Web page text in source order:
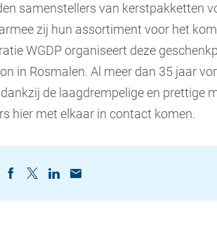
samenstellers van kerstpakketten
zij hun assortiment voor het
WGDP organiseert deze
in Rosmalen. Al meer dan 35 jaar
de laagdrempelige en prettige
hier met elkaar in contact komen.